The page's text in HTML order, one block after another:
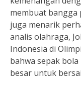
membuat
juga menarik
analis olahraga,
Indonesia di
bahwa sepak
besar untuk